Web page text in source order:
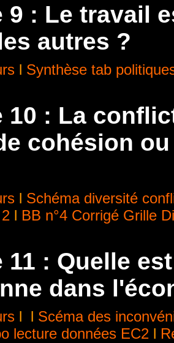
9 : Le travail
autres ?
l Synthèse tab
10 : La
cohésion
l Schéma diversité
2 l BB n°4 Corrigé Grille
11 : Quelle
dans
l l Scéma des
lecture données EC2 l